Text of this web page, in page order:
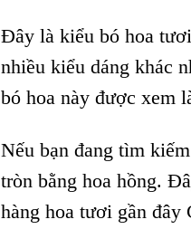
Đây là kiểu bó hoa
nhiều kiểu dáng khác
bó hoa này được xem
Nếu bạn đang tìm
tròn bằng hoa hồng.
hàng hoa tươi gần đây